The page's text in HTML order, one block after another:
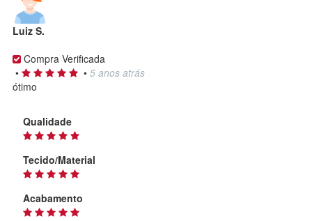
Luiz S.
Compra Verificada
•
• 5 anos atrás
ótimo
Qualidade
Tecido/Material
Acabamento